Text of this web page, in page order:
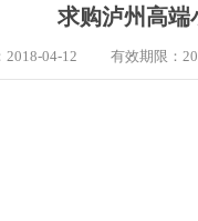
求购泸州高端
2018-04-12 有效期限：